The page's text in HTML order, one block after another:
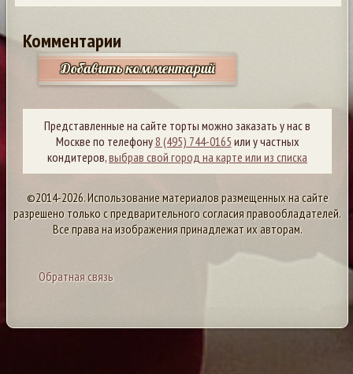
Комментарии
Добавить комментарий
Представленные на сайте торты можно заказать у нас в
Москве по телефону8 (495) 744-0165 или у частных
кондитеров,выбрав свой город на карте или из списка
©2014-2026. Использование материалов размещенных на сайте
разрешено только с предварительного согласия правообладателей.
Все права на изображения принадлежат их авторам.
Обратная связь